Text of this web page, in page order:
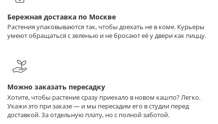
Бережная доставка по Москве
Растения упаковываются так, чтобы доехать не в коме. Курьеры
умеют обращаться с зеленью и не бросают её у двери как пиццу.
Можно заказать пересадку
Хотите, чтобы растение сразу приехало в новом кашпо? Легко.
Укажи это при заказе — и мы пересадим его в студии перед
доставкой. За отдельную плату, но с полной заботой.